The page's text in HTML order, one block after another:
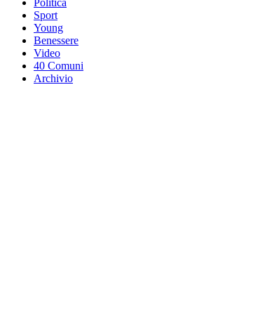
Politica
Sport
Young
Benessere
Video
40 Comuni
Archivio